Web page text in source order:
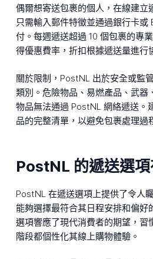
偶爾想寄送包裹的個人，在線建立
只需輸入郵件特徵並通過銀行卡
付。每週遞送超過 10 個包裹的專
得優惠費率，折扣根據遞送量進行
關於限制，PostNL 出於安全或監
類別。危險物品、易燃產品、武器
物品無法通過 PostNL 網絡遞送。
品的完整清單，以避免包裹處理過
PostNL 的遞送選項
PostNL 在遞送選項上提供了令人
能夠選擇最符合其日程安排和偏好
選項響應了現代消費者的期望，習
階段都個性化其線上購物體驗。